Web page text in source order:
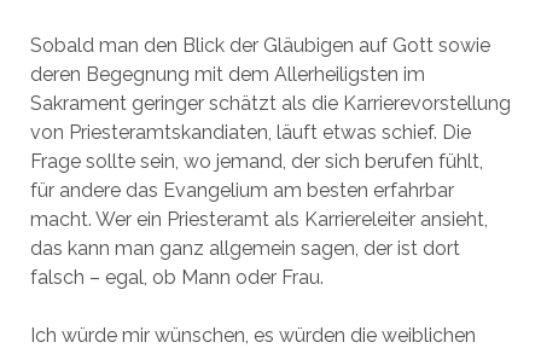
Sobald man den Blick der Gläubigen auf Gott sowie
deren Begegnung mit dem Allerheiligsten im
Sakrament geringer schätzt als die Karrierevorstellung
von Priesteramtskandiaten, läuft etwas schief. Die
Frage sollte sein, wo jemand, der sich berufen fühlt,
für andere das Evangelium am besten erfahrbar
macht. Wer ein Priesteramt als Karriereleiter ansieht,
das kann man ganz allgemein sagen, der ist dort
falsch – egal, ob Mann oder Frau.
Ich würde mir wünschen, es würden die weiblichen